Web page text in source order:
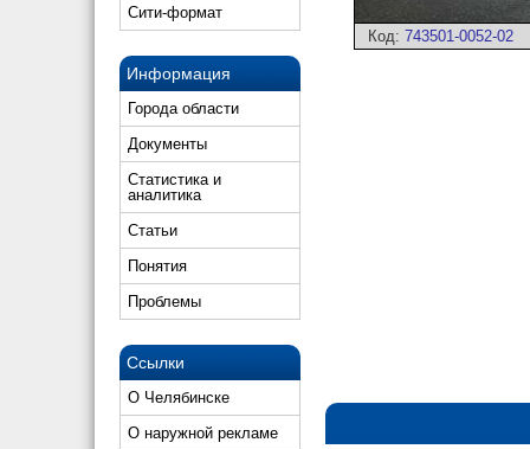
Сити-формат
Информация
Города области
Документы
Статистика и
аналитика
Статьи
Понятия
Проблемы
Ссылки
О Челябинске
О наружной рекламе
Код: 743501-0052-02